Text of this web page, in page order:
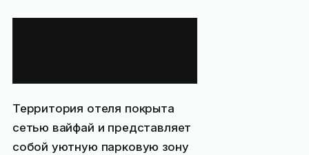
Территория отеля покрыта
сетью вайфай и представляет
собой уютную парковую зону